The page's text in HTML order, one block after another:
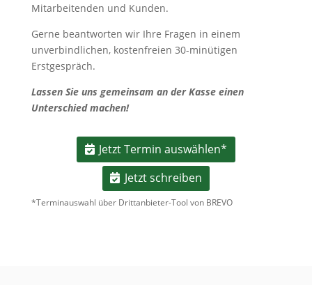
Mitarbeitenden und Kunden.
Gerne beantworten wir Ihre Fragen in einem
unverbindlichen, kostenfreien 30-minütigen
Erstgespräch.
Lassen Sie uns gemeinsam an der Kasse einen
Unterschied machen!
Jetzt Termin auswählen*
Jetzt schreiben
*Terminauswahl über Drittanbieter-Tool von BREVO